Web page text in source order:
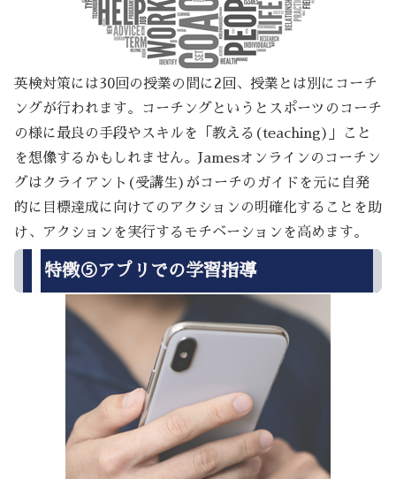
英検対策には30回の授業の間に2回、授業とは別にコーチ
ングが行われます。コーチングというとスポーツのコーチ
の様に最良の手段やスキルを「教える(teaching)」こと
を想像するかもしれません。Jamesオンラインのコーチン
グはクライアント(受講生)がコーチのガイドを元に自発
的に目標達成に向けてのアクションの明確化することを助
け、アクションを実行するモチベーションを高めます。
特徴⑤アプリでの学習指導